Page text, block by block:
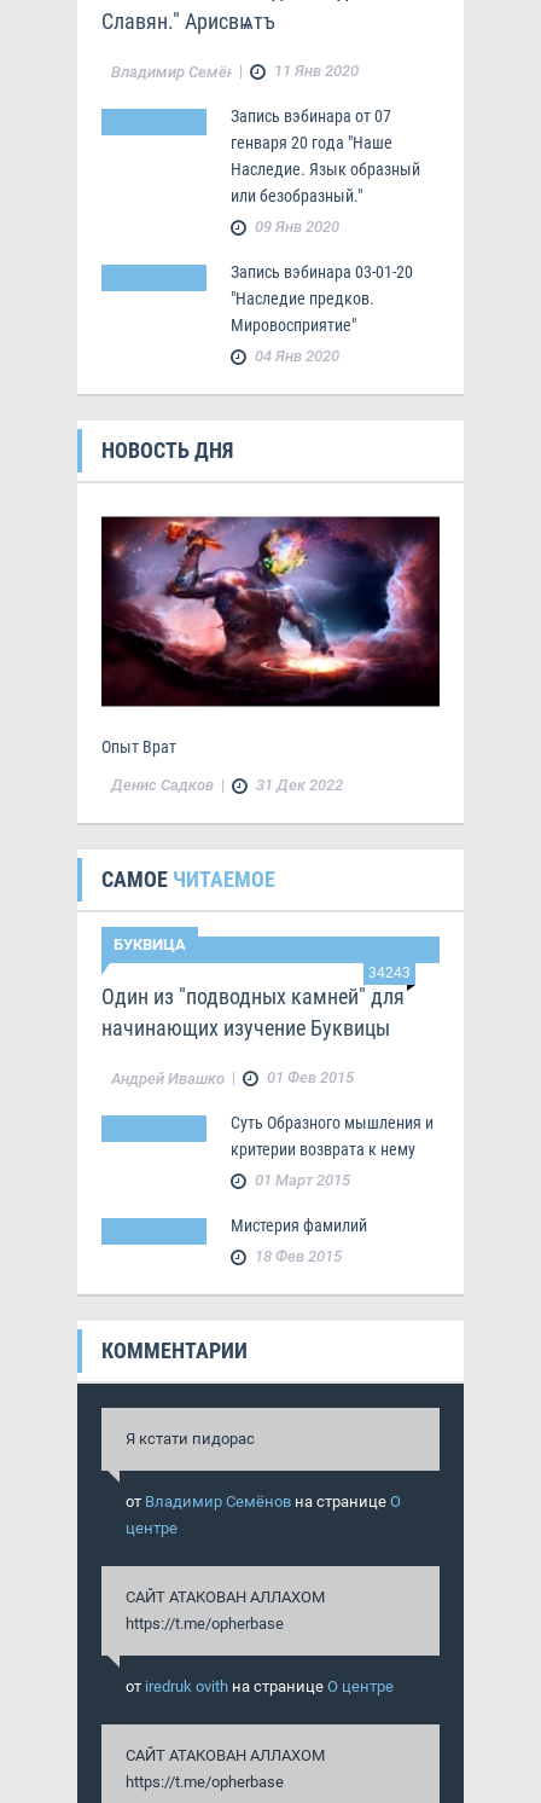
Славян." Арисвѩтъ
Владимир Семёнов
| 11 Янв 2020
Запись вэбинара от 07
генваря 20 года "Наше
Наследие. Язык образный
или безобразный."
09 Янв 2020
Запись вэбинара 03-01-20
"Наследие предков.
Мировосприятие"
04 Янв 2020
НОВОСТЬ ДНЯ
Опыт Врат
Денис Садков | 31 Дек 2022
САМОЕ ЧИТАЕМОЕ
34243
БУКВИЦА
Один из "подводных камней" для
начинающих изучение Буквицы
Андрей Ивашко | 01 Фев 2015
Суть Образного мышления и
критерии возврата к нему
01 Март 2015
Мистерия фамилий
18 Фев 2015
КОММЕНТАРИИ
Я кстати пидорас
от Владимир Семёнов на странице О
центре
САЙТ АТАКОВАН АЛЛАХОМ
https://t.me/opherbase
от iredruk ovith на странице О центре
САЙТ АТАКОВАН АЛЛАХОМ
https://t.me/opherbase